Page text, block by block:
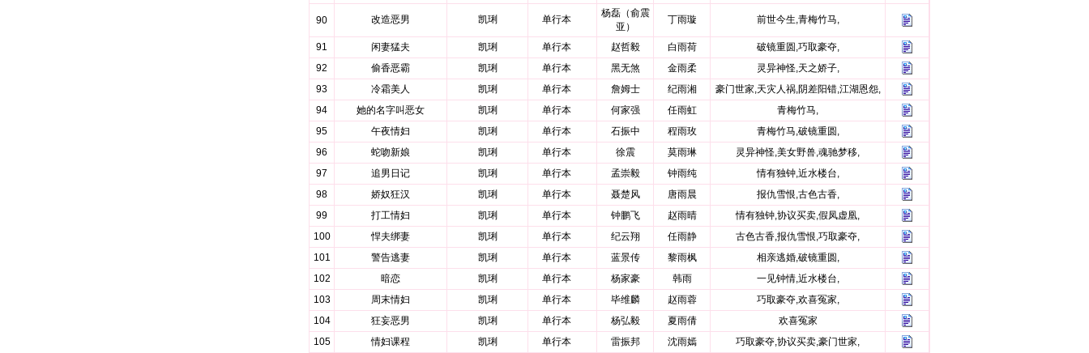
90 改造恶男 凯琍 单行本
杨磊（俞震
亚）
丁雨璇 前世今生,青梅竹马,
91 闲妻猛夫 凯琍 单行本 赵哲毅 白雨荷
破镜重圆,巧取豪夺,
92
偷香恶霸 凯琍 单行本 黑无煞 金雨柔
灵异神怪,天之娇子,
93
冷霜美人 凯琍 单行本 詹姆士 纪雨湘
豪门世家,天灾人祸,阴差阳错,江湖恩怨,
94
她的名字叫恶女 凯琍 单行本 何家强 任雨虹
青梅竹马,
95
午夜情妇 凯琍 单行本 石振中 程雨玫
青梅竹马,破镜重圆,
96
蛇吻新娘 凯琍 单行本 徐震 莫雨琳
灵异神怪,美女野兽,魂驰梦移,
97
追男日记 凯琍 单行本 孟崇毅 钟雨纯
情有独钟,近水楼台,
98
娇奴狂汉 凯琍 单行本 聂楚风 唐雨晨
报仇雪恨,古色古香,
99
打工情妇 凯琍 单行本 钟鹏飞 赵雨晴
情有独钟,协议买卖,假凤虚凰,
100
悍夫绑妻 凯琍 单行本 纪云翔 任雨静
古色古香,报仇雪恨,巧取豪夺,
101
警告逃妻 凯琍 单行本 蓝景传 黎雨枫
相亲逃婚,破镜重圆,
102
暗恋 凯琍 单行本 杨家豪 韩雨
一见钟情,近水楼台,
103
周末情妇 凯琍 单行本 毕维麟 赵雨蓉
巧取豪夺,欢喜冤家,
104
狂妄恶男 凯琍 单行本 杨弘毅 夏雨倩
欢喜冤家
105
情妇课程 凯琍 单行本 雷振邦 沈雨嫣 巧取豪夺,协议买卖,豪门世家,